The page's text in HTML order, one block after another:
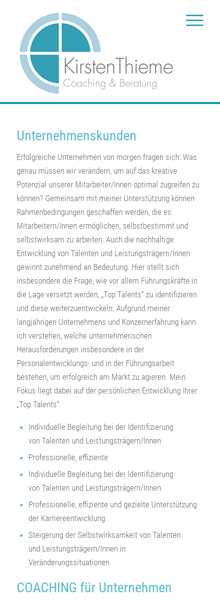
Unternehmenskunden
Erfolgreiche Unternehmen von morgen fragen sich: Was
genau müssen wir verändern, um auf das kreative
Potenzial unserer Mitarbeiter/Innen optimal zugreifen zu
können? Gemeinsam mit meiner Unterstützung können
Rahmenbedingungen geschaffen werden, die es
Mitarbeitern/Innen ermöglichen, selbstbestimmt und
selbstwirksam zu arbeiten. Auch die nachhaltige
Entwicklung von Talenten und Leistungsträgern/Innen
gewinnt zunehmend an Bedeutung. Hier stellt sich
insbesondere die Frage, wie vor allem Führungskräfte in
die Lage versetzt werden, „Top Talents“ zu identifizieren
und diese weiterzuentwickeln. Aufgrund meiner
langjährigen Unternehmens und Konzernerfahrung kann
ich verstehen, welche unternehmerischen
Herausforderungen insbesondere in der
Personalentwicklungs- und in der Führungsarbeit
bestehen, um erfolgreich am Markt zu agieren. Mein
Fokus liegt dabei auf der persönlichen Entwicklung Ihrer
„Top Talents“.
Individuelle Begleitung bei der Identifizierung
von Talenten und Leistungsträgern/Innen
Professionelle, effiziente
Individuelle Begleitung bei der Identifizierung
von Talenten und Leistungsträgern/Innen
Professionelle, effiziente und gezielte Unterstützung
der Karriereentwicklung
Steigerung der Selbstwirksamkeit von Talenten
und Leistungsträgern/Innen in
Veränderungssituationen
COACHING für Unternehmen